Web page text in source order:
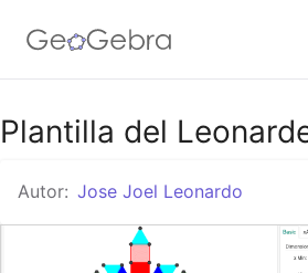
Google Classroom
GeoGebra Classroom
Plantilla del
Autor: Jose Joel Leonardo